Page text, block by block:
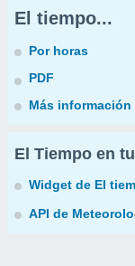
El tiempo...
Por horas
PDF
Más información
El Tiempo en
Widget de El
API de